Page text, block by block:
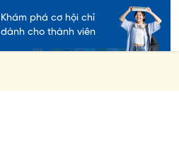
Khám phá cơ hội chỉ
dành cho thành viên